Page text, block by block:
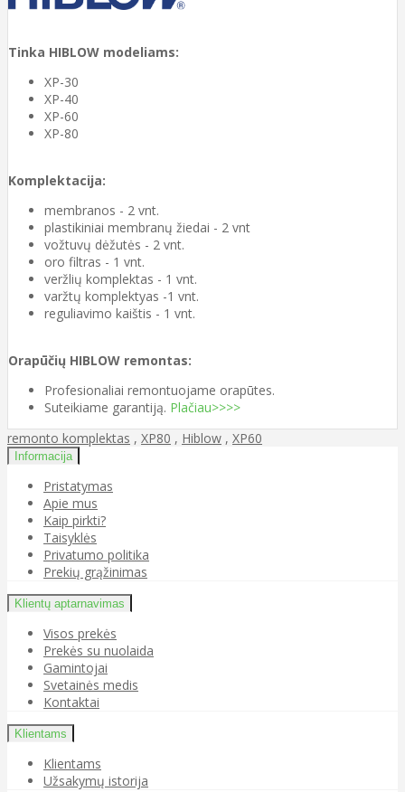
Tinka HIBLOW modeliams:
XP-30
XP-40
XP-60
XP-80
Komplektacija:
membranos - 2 vnt.
plastikiniai membranų žiedai - 2 vnt
vožtuvų dėžutės - 2 vnt.
oro filtras - 1 vnt.
veržlių komplektas - 1 vnt.
varžtų komplektyas -1 vnt.
reguliavimo kaištis - 1 vnt.
Orapūčių HIBLOW remontas:
Profesionaliai remontuojame orapūtes.
Suteikiame garantiją. Plačiau>>>>
remonto komplektas , XP80 , Hiblow , XP60
Informacija
Pristatymas
Apie mus
Kaip pirkti?
Taisyklės
Privatumo politika
Prekių grąžinimas
Klientų aptarnavimas
Visos prekės
Prekės su nuolaida
Gamintojai
Svetainės medis
Kontaktai
Klientams
Klientams
Užsakymų istorija